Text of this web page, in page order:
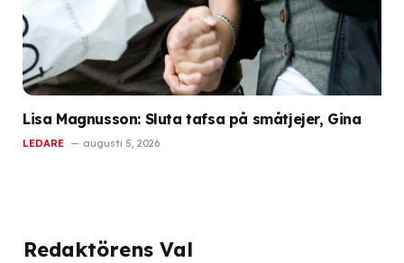
Lisa Magnusson: Sluta tafsa på småtjejer, Gina
LEDARE augusti 5, 2026
Redaktörens Val